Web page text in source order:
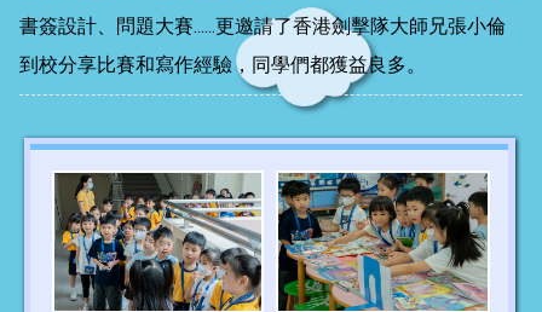
書簽設計、問題大賽……更邀請了香港劍擊隊大師兄張小倫
到校分享比賽和寫作經驗，同學們都獲益良多。